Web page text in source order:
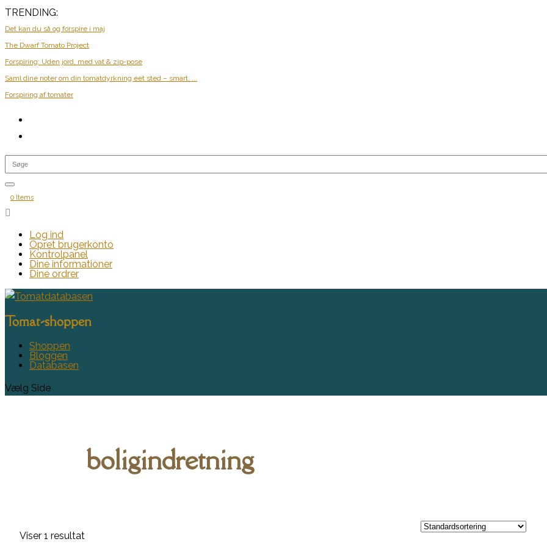
TRENDING:
Det kan du så og forspire i maj
The Dwarf Tomato Project
Forspiring: Uden jord, med vat & zip-pose
Saml dine noter om din tomatdyrkning eet sted – smart, ...
Forspiring af tomater
0 Items

Log ind
Opret brugerkonto
Kontrolpanel
Dine informationer
Dine ordrer
Tomat-shoppen
Shoppen
Bloggen
Databasen
Vælg Side
boligindretning
Viser 1 resultat